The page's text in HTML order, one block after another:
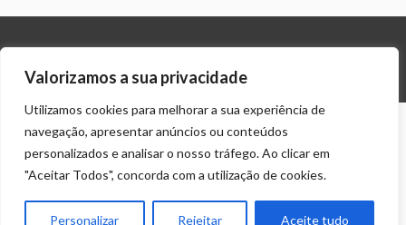
Valorizamos a sua privacidade
Utilizamos cookies para melhorar a sua experiência de
navegação, apresentar anúncios ou conteúdos
personalizados e analisar o nosso tráfego. Ao clicar em
"Aceitar Todos", concorda com a utilização de cookies.
Personalizar Rejeitar Aceite tudo